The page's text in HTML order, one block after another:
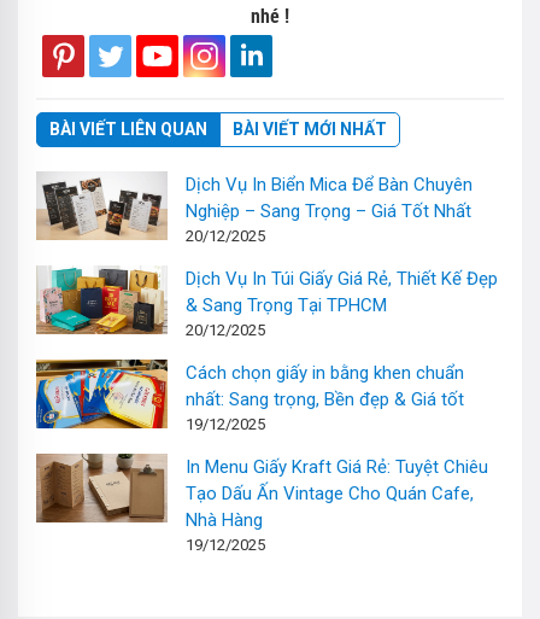
nhé !
BÀI VIẾT LIÊN QUAN BÀI VIẾT MỚI NHẤT
Dịch Vụ In Biển Mica Để Bàn Chuyên
Nghiệp – Sang Trọng – Giá Tốt Nhất
20/12/2025
Dịch Vụ In Túi Giấy Giá Rẻ, Thiết Kế Đẹp
& Sang Trọng Tại TPHCM
20/12/2025
Cách chọn giấy in bằng khen chuẩn
nhất: Sang trọng, Bền đẹp & Giá tốt
19/12/2025
In Menu Giấy Kraft Giá Rẻ: Tuyệt Chiêu
Tạo Dấu Ấn Vintage Cho Quán Cafe,
Nhà Hàng
19/12/2025